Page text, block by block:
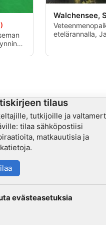
Walchensee,
etelärannalla,
tilaus
tutkijoille ja
tilaa sähköpostiisi
matkauutisia ja
evästeasetuksia